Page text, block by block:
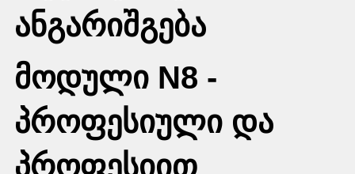
ანგარიშგება
მოდული N8 -
პროფესიული და
პროფესიით